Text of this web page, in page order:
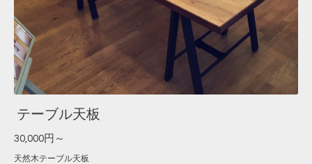
テーブル天板
30,000円～
天然木テーブル天板